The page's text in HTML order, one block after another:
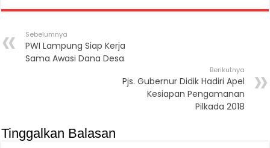
Sebelumnya
PWI Lampung Siap Kerja
Sama Awasi Dana Desa
Berikutnya
Pjs. Gubernur Didik Hadiri Apel
Kesiapan Pengamanan
Pilkada 2018
Tinggalkan Balasan